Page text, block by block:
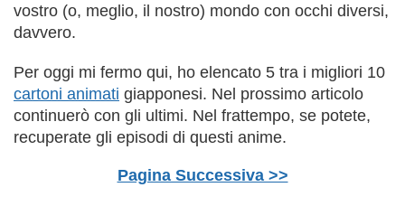
vostro (o, meglio, il nostro) mondo con occhi diversi,
davvero.
Per oggi mi fermo qui, ho elencato 5 tra i migliori 10
cartoni animati giapponesi. Nel prossimo articolo
continuerò con gli ultimi. Nel frattempo, se potete,
recuperate gli episodi di questi anime.
Pagina Successiva >>